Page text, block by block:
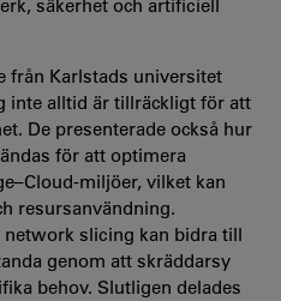
säkerhet och artificiell
från Karlstads universitet
inte alltid är tillräckligt för att
De presenterade också hur
för att optimera
miljöer, vilket kan
resursanvändning.
slicing kan bidra till
genom att skräddarsy
behov. Slutligen delades